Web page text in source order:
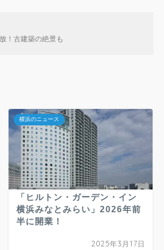
！古建築の絶景も
横浜のニュース
「ヒルトン・ガーデン・イン
横浜みなとみらい」2026年前
半に開業！
2025年3月17日